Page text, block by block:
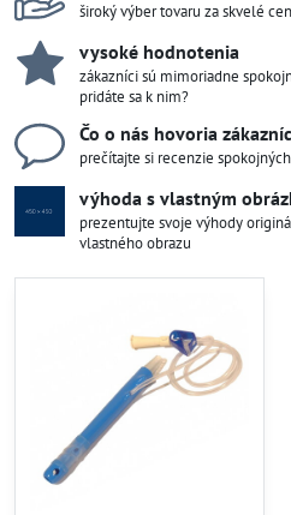
široký výber tovaru za skvelé
vysoké hodnotenia
zákazníci sú mimoriadne
pridáte sa k nim?
Čo o nás hovoria
prečítajte si recenzie
výhoda s vlastným
prezentujte svoje výhody
vlastného obrazu